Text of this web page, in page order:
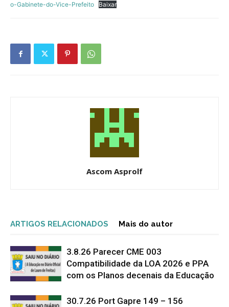
o-Gabinete-do-Vice-Prefeito
Baixar
Ascom Asprolf
ARTIGOS RELACIONADOS Mais do autor
3.8.26 Parecer CME 003
Compatibilidade da LOA 2026 e PPA
com os Planos decenais da Educação
30.7.26 Port Gapre 149 – 156